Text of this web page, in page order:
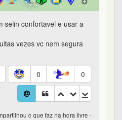
selin confortavel e usar a
vezes vc nem segura
0 0
o que faz na hora livre -